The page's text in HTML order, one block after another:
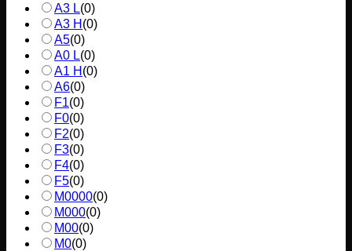
A3 L(0)
A3 H (0)
A5(0)
A0 L(0)
A1 H (0)
A6(0)
F1(0)
F0(0)
F2(0)
F3(0)
F4(0)
F5(0)
M0000(0)
M000(0)
M00(0)
M0(0)